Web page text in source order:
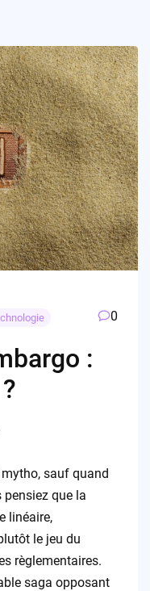
0
:
sauf quand
pensiez que la
linéaire,
le jeu du
règlementaires.
saga opposant